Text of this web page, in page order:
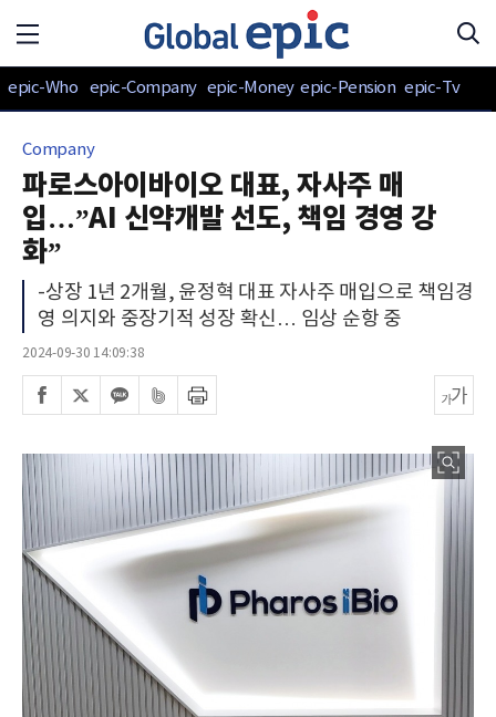
epic-Who epic-Company epic-Money epic-Pension epic-Tv
Company
파로스아이바이오 대표, 자사주 매
입…”AI 신약개발 선도, 책임 경영 강
화”
-상장 1년 2개월, 윤정혁 대표 자사주 매입으로 책임경
영 의지와 중장기적 성장 확신… 임상 순항 중
2024-09-30 14:09:38